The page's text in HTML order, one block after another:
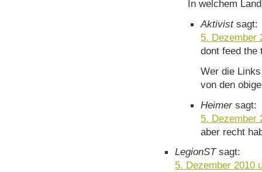
In welchem
Aktivist sagt:
5. Dezember
dont feed
Wer die
von den
Heimer sagt:
5. Dezember
aber recht
LegionST sagt:
5. Dezember 2010